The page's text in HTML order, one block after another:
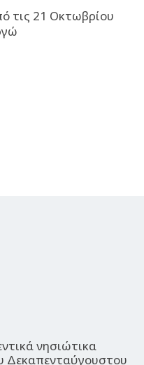
τις 21 Οκτωβρίου
νησιώτικα
Δεκαπενταύγουστου